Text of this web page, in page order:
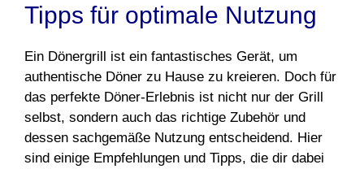
Tipps für optimale Nutzung
Ein Dönergrill ist ein fantastisches Gerät, um
authentische Döner zu Hause zu kreieren. Doch für
das perfekte Döner-Erlebnis ist nicht nur der Grill
selbst, sondern auch das richtige Zubehör und
dessen sachgemäße Nutzung entscheidend. Hier
sind einige Empfehlungen und Tipps, die dir dabei